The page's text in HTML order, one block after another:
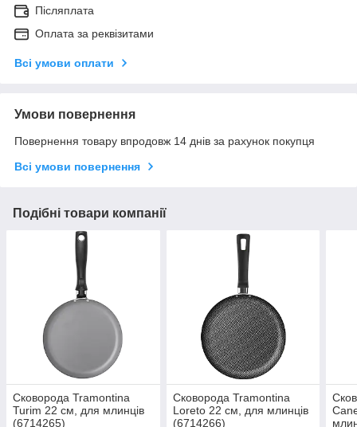
Післяплата
Оплата за реквізитами
Всі умови оплати
Умови повернення
Повернення товару впродовж 14 днів за рахунок покупця
Всі умови повернення
Подібні товари компанії
Сковорода Tramontina
Turim 22 см, для млинців
(6714265)
Сковорода Tramontina
Loreto 22 см, для млинців
(6714266)